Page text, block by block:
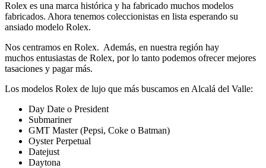
Rolex es una marca histórica y ha fabricado muchos modelos
fabricados. Ahora tenemos coleccionistas en lista esperando su
ansiado modelo Rolex.
Nos centramos en Rolex. Además, en nuestra región hay
muchos entusiastas de Rolex, por lo tanto podemos ofrecer mejores
tasaciones y pagar más.
Los modelos Rolex de lujo que más buscamos en Alcalá del Valle:
Day Date o President
Submariner
GMT Master (Pepsi, Coke o Batman)
Oyster Perpetual
Datejust
Daytona